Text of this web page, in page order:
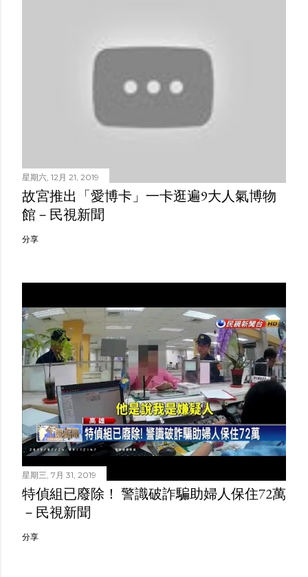
星期六, 12月 21, 2019
故宮推出「愛博卡」一卡逛遍9大人氣博物
館－民視新聞
分享
星期三, 7月 31, 2019
特偵組已廢除！ 警識破詐騙助婦人保住72萬
－民視新聞
分享